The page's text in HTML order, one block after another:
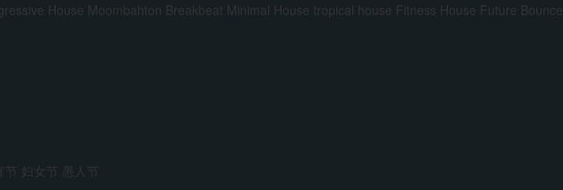
House Moombahton Breakbeat Minimal House tropical house Fitness House Future Bounce
节 妇女节 愚人节